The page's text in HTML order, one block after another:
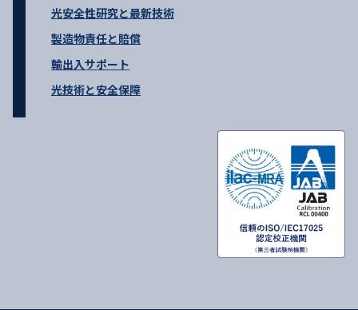
光安全性研究と最新技術
製造物責任と賠償
輸出入サポート
光技術と安全保障